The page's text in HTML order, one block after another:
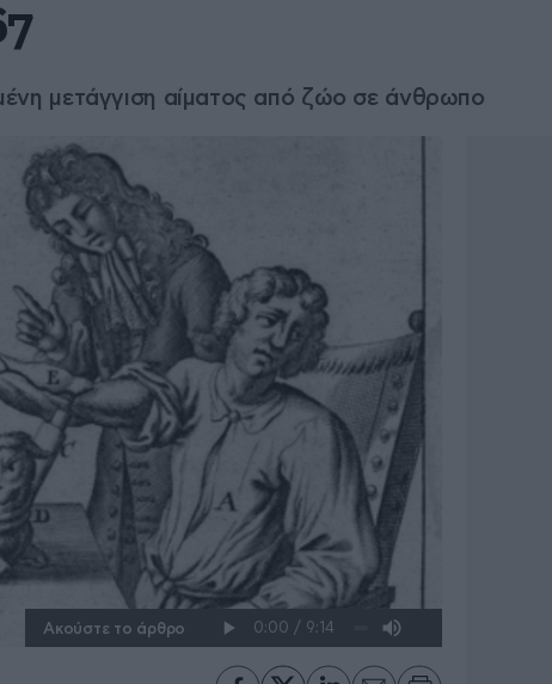
μετάγγιση αίματος από ζώο σε άνθρωπο
Ακούστε το άρθρο